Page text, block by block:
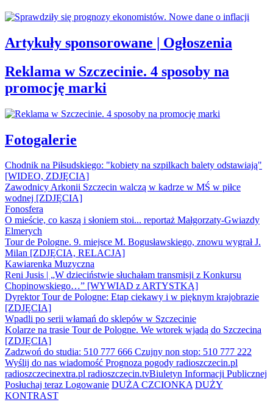
Artykuły sponsorowane | Ogłoszenia
Reklama w Szczecinie. 4 sposoby na
promocję marki
Fotogalerie
Chodnik na Piłsudskiego: "kobiety na szpilkach balety odstawiają"
[WIDEO, ZDJĘCIA]
Zawodnicy Arkonii Szczecin walczą w kadrze w MŚ w piłce
wodnej [ZDJĘCIA]
Fonosfera
O mieście, co kaszą i słoniem stoi... reportaż Małgorzaty-Gwiazdy
Elmerych
Tour de Pologne. 9. miejsce M. Bogusławskiego, znowu wygrał J.
Milan [ZDJĘCIA, RELACJA]
Kawiarenka Muzyczna
Reni Jusis | „W dzieciństwie słuchałam transmisji z Konkursu
Chopinowskiego…” [WYWIAD z ARTYSTKĄ]
Dyrektor Tour de Pologne: Etap ciekawy i w pięknym krajobrazie
[ZDJĘCIA]
Wpadli po serii włamań do sklepów w Szczecinie
Kolarze na trasie Tour de Pologne. We wtorek wjadą do Szczecina
[ZDJĘCIA]
Zadzwoń do studia: 510 777 666 Czujny non stop: 510 777 222
Wyślij do nas wiadomość Prognoza pogody radioszczecin.pl
radioszczecinextra.pl radioszczecin.tvBiuletyn Informacji Publicznej
Posłuchaj teraz Logowanie DUŻA CZCIONKA DUŻY
KONTRAST